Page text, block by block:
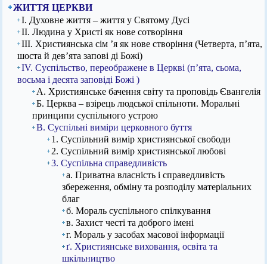
ЖИТТЯ ЦЕРКВИ
І. Духовне життя – життя у Святому Дусі
ІІ. Людина у Христі як нове сотворіння
ІІІ. Християнська сім ’я як нове створіння (Четверта, п’ята,
шоста й дев’ята запові ді Божі)
IV. Суспільство, переображене в Церкві (п’ята, сьома,
восьма і десята заповіді Божі )
А. Християнське бачення світу та проповідь Євангелія
Б. Церква – взірець людської спільноти. Моральні
принципи суспільного устрою
В. Суспільні виміри церковного буття
1. Суспільний вимір християнської свободи
2. Суспільний вимір християнської любові
3. Суспільна справедливість
а. Приватна власність і справедливість
збереження, обміну та розподілу матеріальних
благ
б. Мораль суспільного спілкування
в. Захист честі та доброго імені
г. Мораль у засобах масової інформації
ґ. Християнське виховання, освіта та
шкільництво